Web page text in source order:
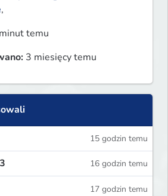
,
temu
3 miesięcy temu
15 godzin temu
16 godzin temu
17 godzin temu